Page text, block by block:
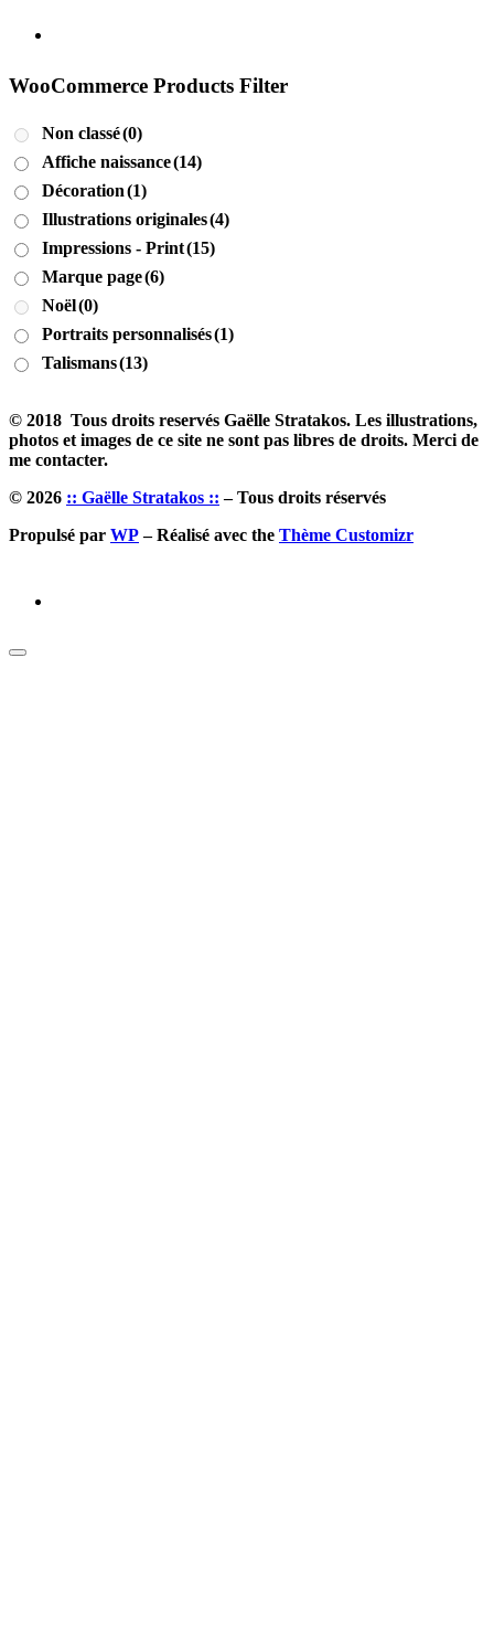
WooCommerce Products Filter
Non classé(0)
Affiche naissance(14)
Décoration(1)
Illustrations originales(4)
Impressions - Print(15)
Marque page(6)
Noël(0)
Portraits personnalisés(1)
Talismans(13)
© 2018 Tous droits reservés Gaëlle Stratakos. Les illustrations,
photos et images de ce site ne sont pas libres de droits. Merci de
me contacter.
© 2026 :: Gaëlle Stratakos :: – Tous droits réservés
Propulsé par WP– Réalisé avec the Thème Customizr